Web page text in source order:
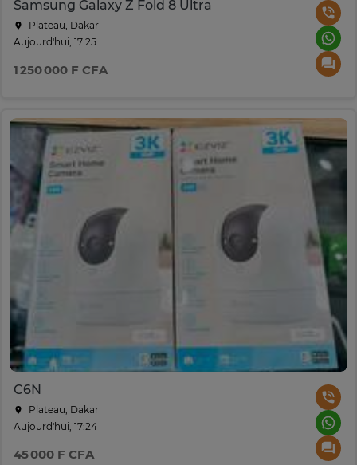
Samsung Galaxy Z Fold 8 Ultra
Plateau, Dakar
Aujourd'hui, 17:25
1 250 000 F CFA
C6N
Plateau, Dakar
Aujourd'hui, 17:24
45 000 F CFA